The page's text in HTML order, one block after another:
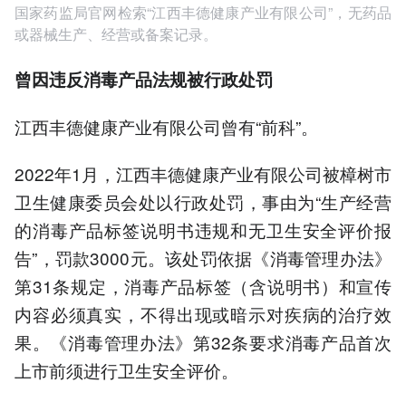
国家药监局官网检索“江西丰德健康产业有限公司”，无药品
或器械生产、经营或备案记录。
曾因违反消毒产品法规被行政处罚
江西丰德健康产业有限公司曾有“前科”。
2022年1月，江西丰德健康产业有限公司被樟树市
卫生健康委员会处以行政处罚，事由为“生产经营
的消毒产品标签说明书违规和无卫生安全评价报
告”，罚款3000元。该处罚依据《消毒管理办法》
第31条规定，消毒产品标签（含说明书）和宣传
内容必须真实，不得出现或暗示对疾病的治疗效
果。《消毒管理办法》第32条要求消毒产品首次
上市前须进行卫生安全评价。